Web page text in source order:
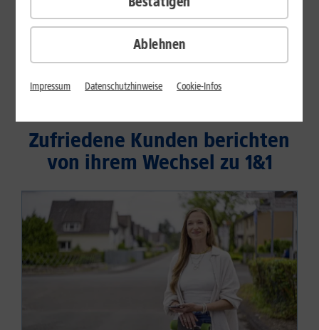
Zufriedene Kunden berichten
von ihrem Wechsel zu 1&1
Ablehnen
Impressum Datenschutzhinweise Cookie-Infos